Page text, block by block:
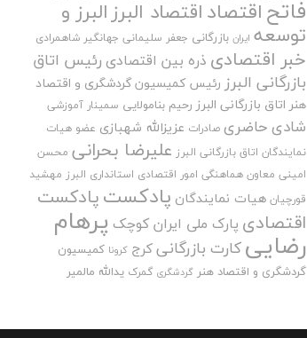
فاتحاقتصاداقتصاد البرزالبرز و
توسعه ایران بازرگانی جعفر سلیمانی جهانگیر شاهمرادی
خبر اقتصادی ذره بین اقتصادی رئیس اتاق
بازرگانی البرز رئیس کمیسیون گردشگری و اقتصاد
هنر اتاق بازرگانی البرز رحیم بنامولایی سمینار آموزشی
شادی حاضری صادرات عزیزالله شهبازی عضو هیات
نمایندگان اتاق بازرگانی البرز علیرضا بحرانی محسن
امینی معاون هماهنگی امور اقتصادی استانداری البرز مهشید
قورچیان هیات نمایندگان پادکستپادکست
اقتصادی پارک ملی ایران کوچک پرهام
رضاییکارت بازرگانیکرج کرونا کمیسیون
گردشگری و اقتصاد هنر گردشگری گمرک یدالله مالمیر